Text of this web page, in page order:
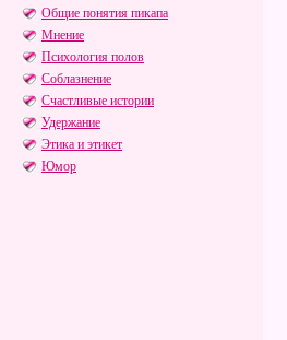
Общие понятия пикапа
Мнение
Психология полов
Соблазнение
Счастливые истории
Удержание
Этика и этикет
Юмор